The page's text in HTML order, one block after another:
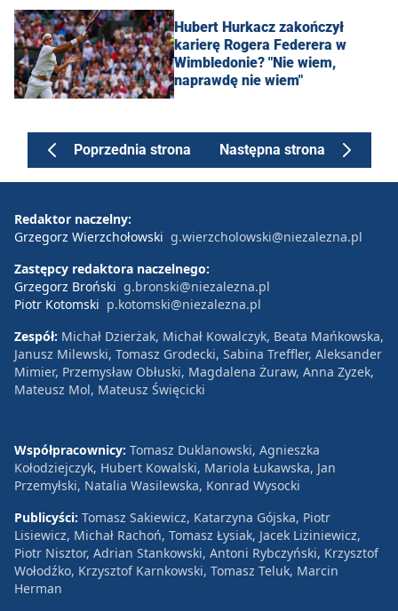
Hubert Hurkacz zakończył
karierę Rogera Federera w
Wimbledonie? "Nie wiem,
naprawdę nie wiem"
Poprzednia strona Następna strona
Redaktor naczelny:
Grzegorz Wierzchołowski g.wierzcholowski@niezalezna.pl
Zastępcy redaktora naczelnego:
Grzegorz Broński g.bronski@niezalezna.pl
Piotr Kotomski p.kotomski@niezalezna.pl
Zespół: Michał Dzierżak, Michał Kowalczyk, Beata Mańkowska,
Janusz Milewski, Tomasz Grodecki, Sabina Treffler, Aleksander
Mimier, Przemysław Obłuski, Magdalena Żuraw, Anna Zyzek,
Mateusz Mol, Mateusz Święcicki
Współpracownicy: Tomasz Duklanowski, Agnieszka
Kołodziejczyk, Hubert Kowalski, Mariola Łukawska, Jan
Przemyłski, Natalia Wasilewska, Konrad Wysocki
Publicyści: Tomasz Sakiewicz, Katarzyna Gójska, Piotr
Lisiewicz, Michał Rachoń, Tomasz Łysiak, Jacek Liziniewicz,
Piotr Nisztor, Adrian Stankowski, Antoni Rybczyński, Krzysztof
Wołodźko, Krzysztof Karnkowski, Tomasz Teluk, Marcin
Herman